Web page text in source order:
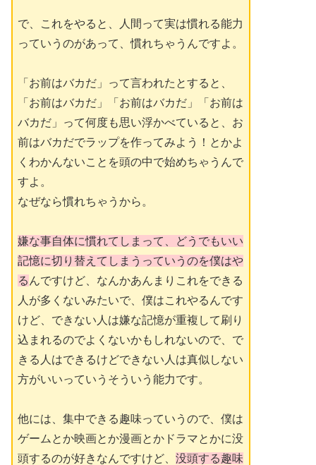
で、これをやると、人間って実は慣れる能力
っていうのがあって、慣れちゃうんですよ。
「お前はバカだ」って言われたとすると、
「お前はバカだ」「お前はバカだ」「お前は
バカだ」って何度も思い浮かべていると、お
前はバカだでラップを作ってみよう！とかよ
くわかんないことを頭の中で始めちゃうんで
すよ。
なぜなら慣れちゃうから。
嫌な事自体に慣れてしまって、どうでもいい
記憶に切り替えてしまうっていうのを僕はや
る んですけど、なんかあんまりこれをできる
人が多くないみたいで、僕はこれやるんです
けど、できない人は嫌な記憶が重複して刷り
込まれるのでよくないかもしれないので、で
きる人はできるけどできない人は真似しない
方がいいっていうそういう能力です。
他には、集中できる趣味っていうので、僕は
ゲームとか映画とか漫画とかドラマとかに没
頭するのが好きなんですけど、 没頭する趣味